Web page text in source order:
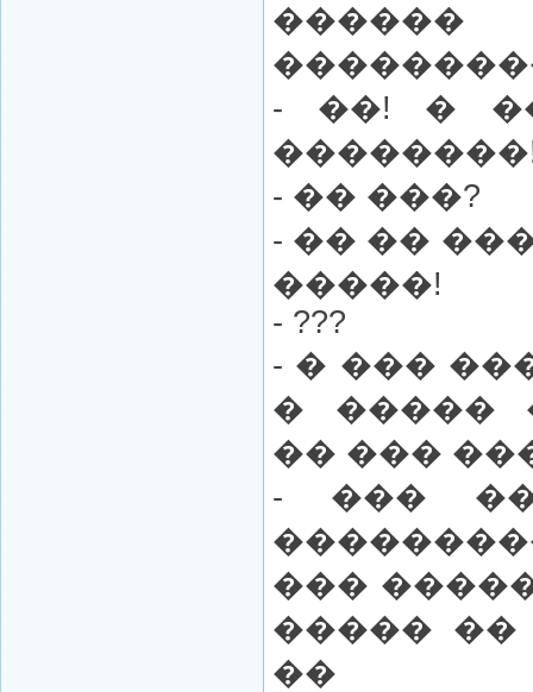
- ��! �
- �� ���?
- �� ��
�����!
- ???
- � ���
� �����
�� ���
- ���
���
����� ��
��